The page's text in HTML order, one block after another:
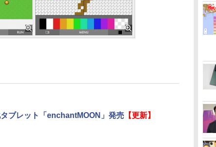
ブレット「enchantMOON」発売 【更新】